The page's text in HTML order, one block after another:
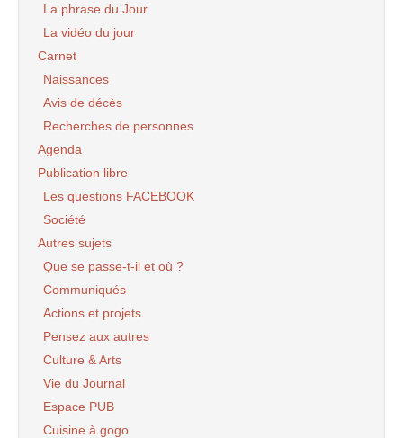
La phrase du Jour
La vidéo du jour
Carnet
Naissances
Avis de décès
Recherches de personnes
Agenda
Publication libre
Les questions FACEBOOK
Société
Autres sujets
Que se passe-t-il et où ?
Communiqués
Actions et projets
Pensez aux autres
Culture & Arts
Vie du Journal
Espace PUB
Cuisine à gogo